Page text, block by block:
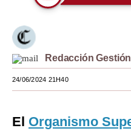
Lujo
Viajes
Redacción Gestión
24/06/2024 21H40
El Organismo